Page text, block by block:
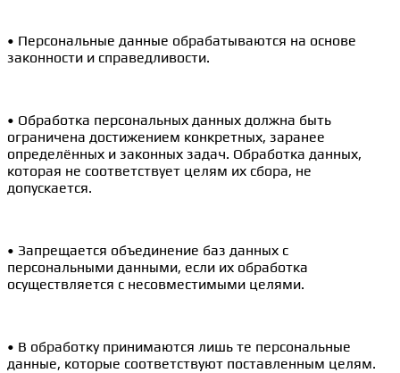
• Персональные данные обрабатываются на основе
законности и справедливости.
• Обработка персональных данных должна быть
ограничена достижением конкретных, заранее
определённых и законных задач. Обработка данных,
которая не соответствует целям их сбора, не
допускается.
• Запрещается объединение баз данных с
персональными данными, если их обработка
осуществляется с несовместимыми целями.
• В обработку принимаются лишь те персональные
данные, которые соответствуют поставленным целям.